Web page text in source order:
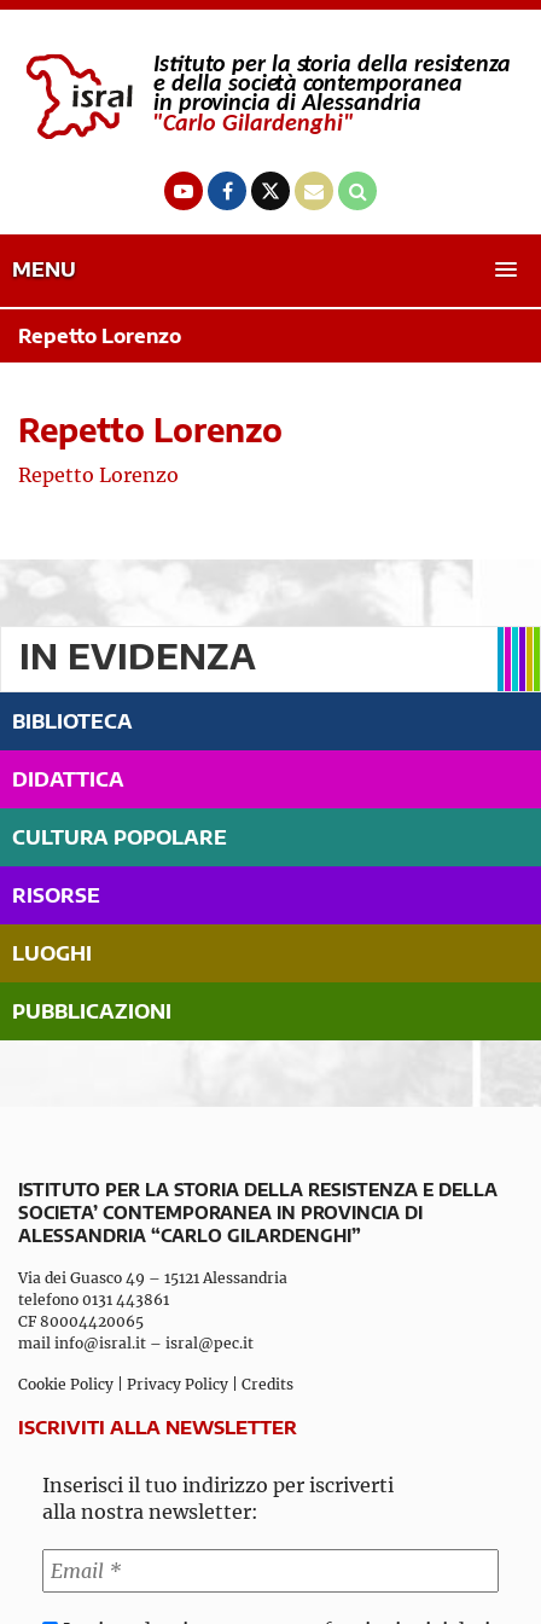
MENU
Repetto Lorenzo
Repetto Lorenzo
Repetto Lorenzo
IN EVIDENZA
BIBLIOTECA
DIDATTICA
CULTURA POPOLARE
RISORSE
LUOGHI
PUBBLICAZIONI
ISTITUTO PER LA STORIA DELLA RESISTENZA E DELLA
SOCIETA’ CONTEMPORANEA IN PROVINCIA DI
ALESSANDRIA “CARLO GILARDENGHI”
Via dei Guasco 49 – 15121 Alessandria
telefono 0131 443861
CF 80004420065
mail info@isral.it – isral@pec.it
Cookie Policy Privacy Policy Credits
ISCRIVITI ALLA NEWSLETTER
Inserisci il tuo indirizzo per iscriverti
alla nostra newsletter: